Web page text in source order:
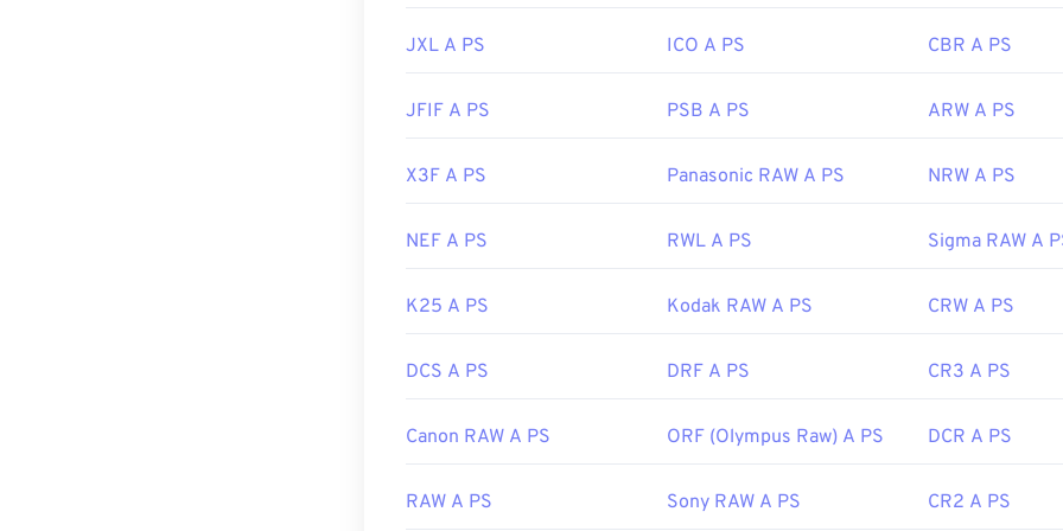
JXL A PS
ICO A PS CBR A PS
JFIF A PS PSB A PS ARW A PS
X3F A PS Panasonic RAW A PS NRW A PS
NEF A PS RWL A PS Sigma RAW A
K25 A PS Kodak RAW A PS CRW A PS
DCS A PS DRF A PS CR3 A PS
Canon RAW A PS ORF (Olympus Raw) A PS DCR A PS
RAW A PS Sony RAW A PS CR2 A PS